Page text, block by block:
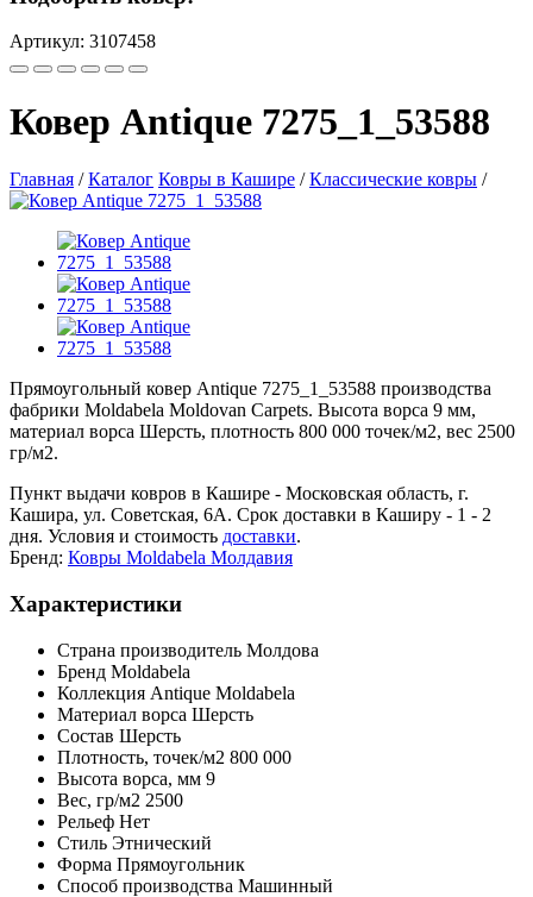
Артикул: 3107458
Ковер Antique 7275_1_53588
Главная / Каталог Ковры в Кашире / Классические ковры /
Прямоугольный ковер Antique 7275_1_53588 производства
фабрики Moldabela Moldovan Carpets. Высота ворса 9 мм,
материал ворса Шерсть, плотность 800 000 точек/м2, вес 2500
гр/м2.
Пункт выдачи ковров в Кашире - Московская область, г.
Кашира, ул. Советская, 6А. Срок доставки в Каширу - 1 - 2
дня. Условия и стоимость доставки.
Бренд: Ковры Moldabela Молдавия
Характеристики
Страна производитель Молдова
Бренд Moldabela
Коллекция Antique Moldabela
Материал ворса Шерсть
Состав Шерсть
Плотность, точек/м2 800 000
Высота ворса, мм 9
Вес, гр/м2 2500
Рельеф Нет
Стиль Этнический
Форма Прямоугольник
Способ производства Машинный